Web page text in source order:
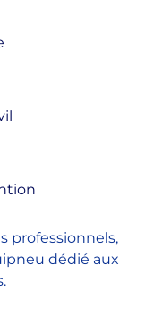
professionnels,
dédié aux